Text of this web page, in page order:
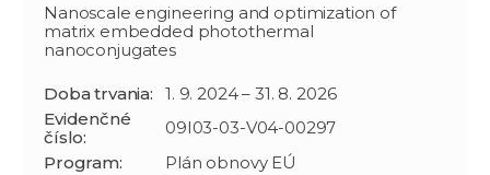
Nanoscale engineering and optimization of
matrix embedded photothermal
nanoconjugates
Doba trvania:
1. 9. 2024 – 31. 8. 2026
Evidenčné
číslo:
09I03-03-V04-00297
Program:
Plán obnovy EÚ